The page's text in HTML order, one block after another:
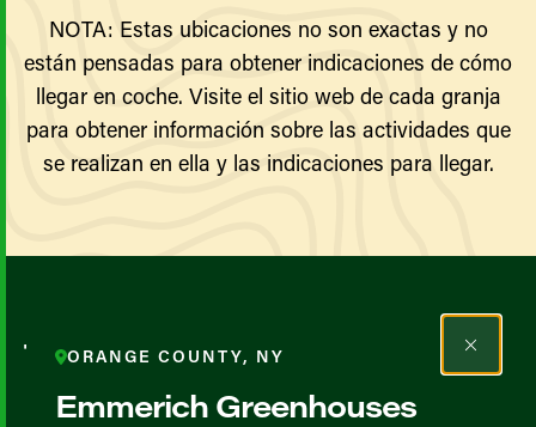
NOTA: Estas ubicaciones no son exactas y no
están pensadas para obtener indicaciones de cómo
llegar en coche. Visite el sitio web de cada granja
para obtener información sobre las actividades que
se realizan en ella y las indicaciones para llegar.
Todos los agricultores y
productores
ORANGE COUNTY, NY
Emmerich Greenhouses